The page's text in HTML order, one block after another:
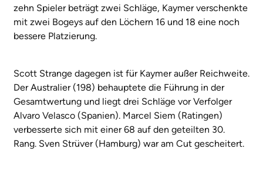
zehn Spieler beträgt zwei Schläge, Kaymer verschenkte
mit zwei Bogeys auf den Löchern 16 und 18 eine noch
bessere Platzierung.
Scott Strange dagegen ist für Kaymer außer Reichweite.
Der Australier (198) behauptete die Führung in der
Gesamtwertung und liegt drei Schläge vor Verfolger
Alvaro Velasco (Spanien). Marcel Siem (Ratingen)
verbesserte sich mit einer 68 auf den geteilten 30.
Rang. Sven Strüver (Hamburg) war am Cut gescheitert.